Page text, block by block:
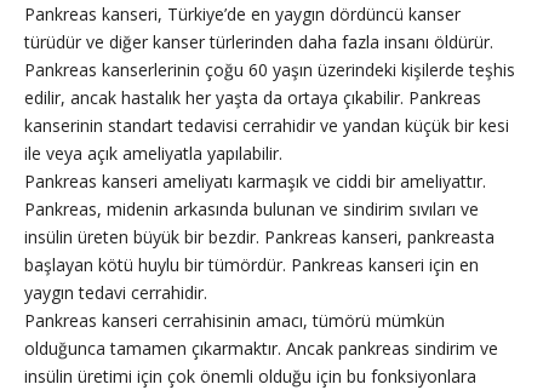
Pankreas kanseri, Türkiye’de en yaygın dördüncü kanser
türüdür ve diğer kanser türlerinden daha fazla insanı öldürür.
Pankreas kanserlerinin çoğu 60 yaşın üzerindeki kişilerde teşhis
edilir, ancak hastalık her yaşta da ortaya çıkabilir. Pankreas
kanserinin standart tedavisi cerrahidir ve yandan küçük bir kesi
ile veya açık ameliyatla yapılabilir.
Pankreas kanseri ameliyatı karmaşık ve ciddi bir ameliyattır.
Pankreas, midenin arkasında bulunan ve sindirim sıvıları ve
insülin üreten büyük bir bezdir. Pankreas kanseri, pankreasta
başlayan kötü huylu bir tümördür. Pankreas kanseri için en
yaygın tedavi cerrahidir.
Pankreas kanseri cerrahisinin amacı, tümörü mümkün
olduğunca tamamen çıkarmaktır. Ancak pankreas sindirim ve
insülin üretimi için çok önemli olduğu için bu fonksiyonlara